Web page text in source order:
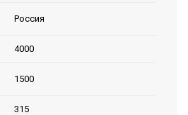
Россия
4000
1500
315